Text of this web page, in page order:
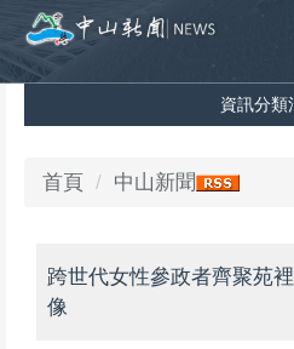
到
主
資訊分類
資訊分類清單
媒體報導
首頁 中山新聞
跨世代女性參政者齊聚苑
像